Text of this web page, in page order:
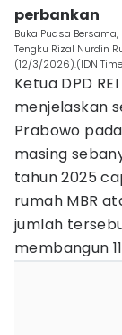
perbankan
Buka Puasa
Tengku Rizal Nurdin
(12/3/2026).(IDN
Ketua DPD
menjelaskan
Prabowo
masing
tahun 2025
rumah MBR
jumlah
membangun